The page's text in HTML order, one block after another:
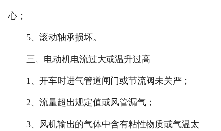
心；
5、滚动轴承损坏。
三、电动机电流过大或温升过高
1、开车时进气管道闸门或节流阀未关严；
2、流量超出规定值或风管漏气；
3、风机输出的气体中含有粘性物质或气温太